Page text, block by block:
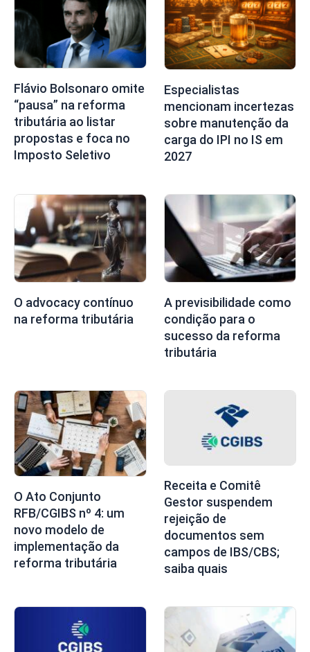
Flávio Bolsonaro omite
“pausa” na reforma
tributária ao listar
propostas e foca no
Imposto Seletivo
Especialistas
mencionam incertezas
sobre manutenção da
carga do IPI no IS em
2027
O advocacy contínuo
na reforma tributária
A previsibilidade como
condição para o
sucesso da reforma
tributária
O Ato Conjunto
RFB/CGIBS nº 4: um
novo modelo de
implementação da
reforma tributária
Receita e Comitê
Gestor suspendem
rejeição de
documentos sem
campos de IBS/CBS;
saiba quais